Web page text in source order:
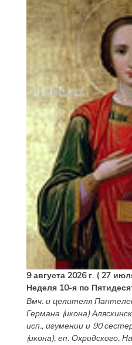
9 августа 2026 г. ( 27
Неделя 10-я по
Вмч. и целителя
Германа(икона)
исп., игумении и 90
(икона), еп. Охридского,